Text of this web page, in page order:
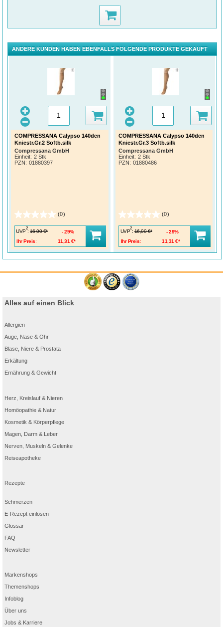
ANDERE KUNDEN HABEN EBENFALLS FOLGENDE PRODUKTE GEKAUFT
COMPRESSANA Calypso 140den
Kniestr.Gr.2 Softb.silk
Compressana GmbH
Einheit: 2 Stk
PZN: 01880397
(0)
UVP
2
: 16,00 €*
Ihr Preis:
11,31 €*
29%
COMPRESSANA Calypso 140den
Kniestr.Gr.3 Softb.silk
Compressana GmbH
Einheit: 2 Stk
PZN: 01880486
(0)
UVP
2
: 16,00 €*
Ihr Preis:
11,31 €*
29%
Alles auf einen Blick
Allergien
Auge, Nase & Ohr
Blase, Niere & Prostata
Erkältung
Ernährung & Gewicht
Herz, Kreislauf & Nieren
Homöopathie & Natur
Kosmetik & Körperpflege
Magen, Darm & Leber
Nerven, Muskeln & Gelenke
Reiseapotheke
Rezepte
Schmerzen
E-Rezept einlösen
Glossar
FAQ
Newsletter
Markenshops
Themenshops
Infoblog
Über uns
Jobs & Karriere